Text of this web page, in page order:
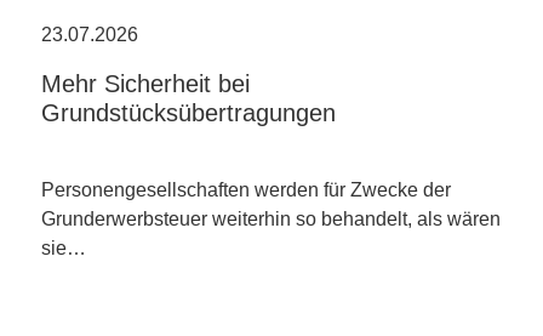
23.07.2026
Mehr Sicherheit bei
Grundstücksübertragungen
Personengesellschaften werden für Zwecke der
Grunderwerbsteuer weiterhin so behandelt, als wären
sie…